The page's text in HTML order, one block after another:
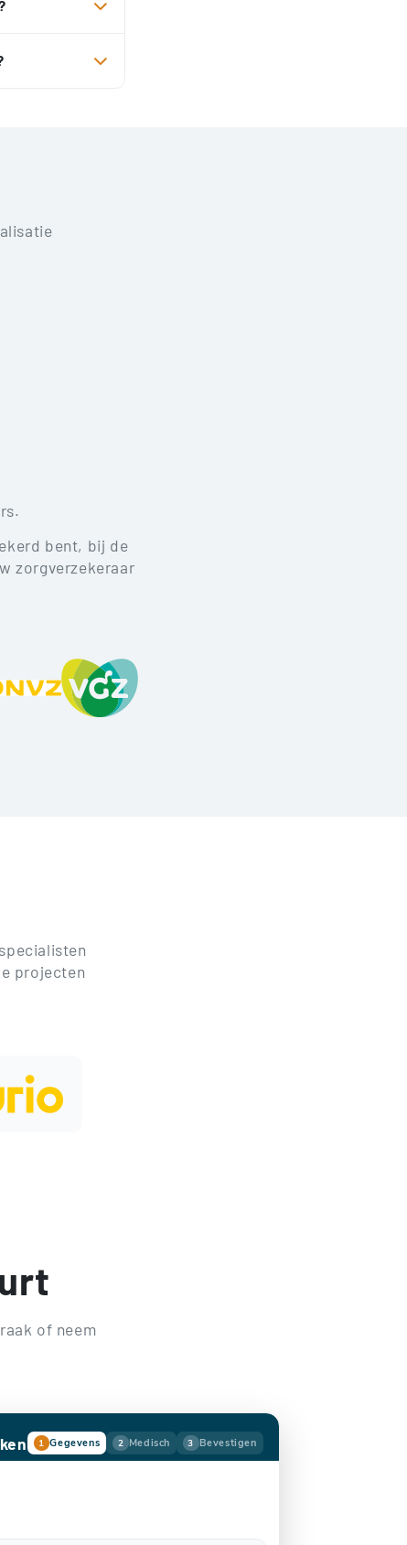
bent, bij de
zorgverzekeraar
projecten
of neem
1 Gegevens 2 Medisch 3 Bevestigen